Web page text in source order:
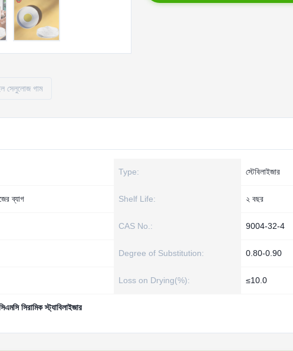
সেলুলোজ গাম
Type: স্টেবিলাইজার
ব্যাগ Shelf Life: ২ বছর
CAS No.: 9004-32-4
Degree of Substitution: 0.80-0.90
Loss on Drying(%): ≤10.0
সিরামিক স্ট্যাবিলাইজার